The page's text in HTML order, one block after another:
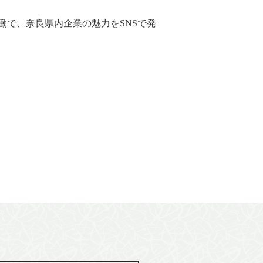
で、奈良県内企業の魅力をSNSで発